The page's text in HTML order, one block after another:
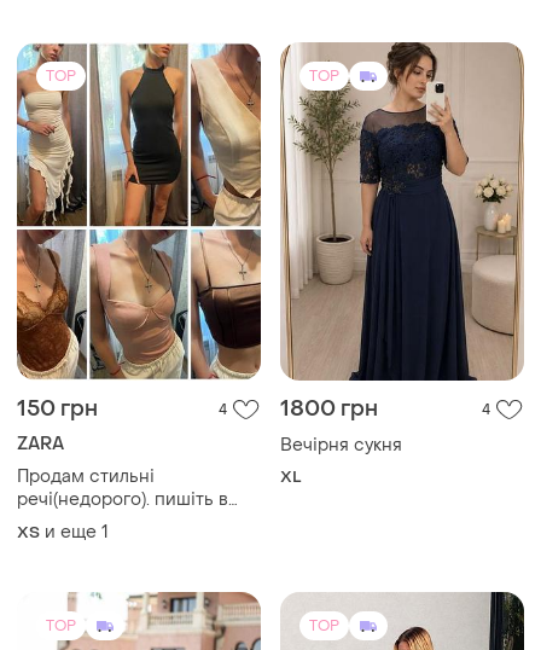
TOP
150 грн 4
ZARA
Продам стильні
речі(недорого). пишіть в
інст. _lizzaveta___
ХS и еще 1
TOP
1800 грн 4
Вечірня сукня
XL
TOP TOP